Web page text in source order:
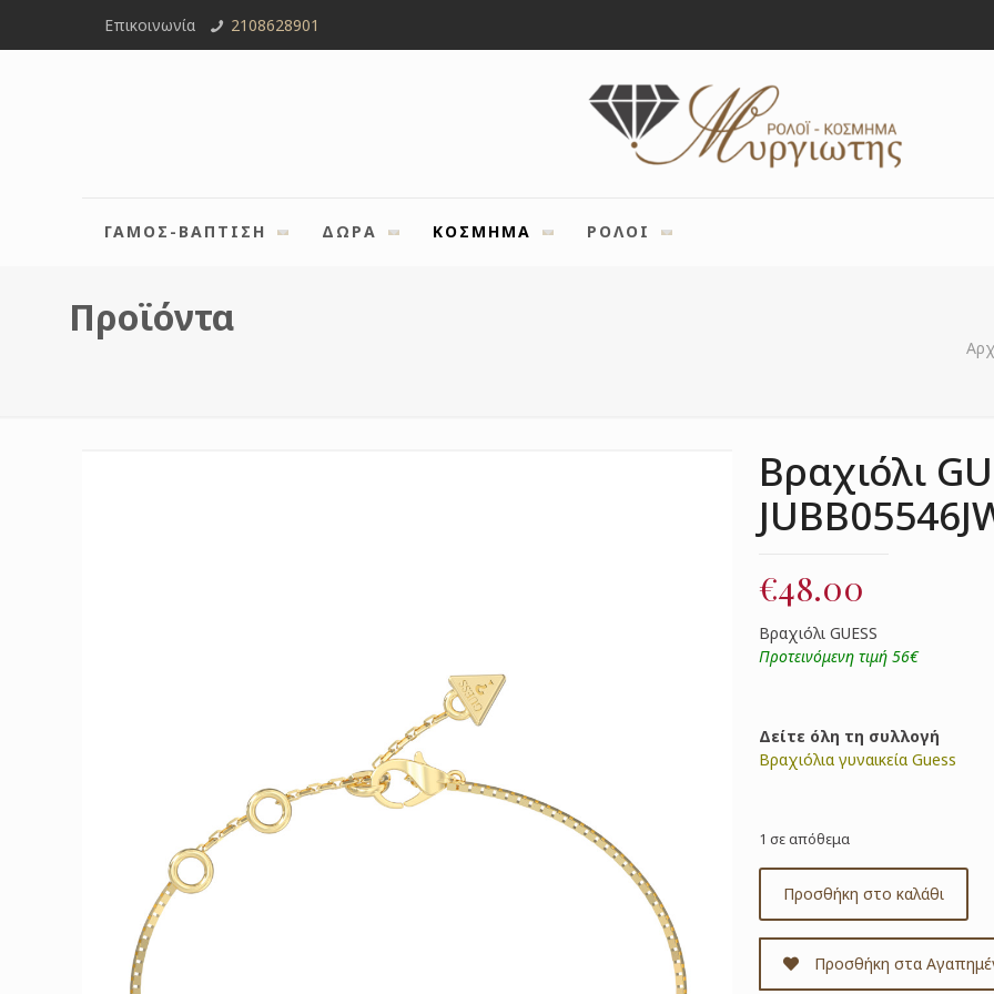
Επικοινωνία 2108628901
ΓΑΜΟΣ-ΒΑΠΤΙΣΗ ΔΩΡΑ ΚΟΣΜΗΜΑ ΡΟΛΟΙ
Προϊόντα
Βραχιόλι
€48.00
Βραχιόλι GUESS
Προτεινόμενη τιμή 56€
Δείτε όλη τη συλλογή
Βραχιόλια γυναικεία Guess
1 σε απόθεμα
Προσθήκη στο καλάθι
Προσθήκη στα